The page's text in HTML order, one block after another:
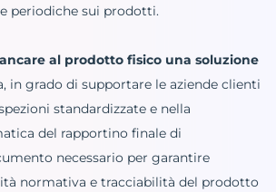
periodiche sui prodotti.
al prodotto fisico una soluzione
in grado di supportare le aziende clienti
standardizzate e nella
del rapportino finale di
necessario per garantire
normativa e tracciabilità del prodotto